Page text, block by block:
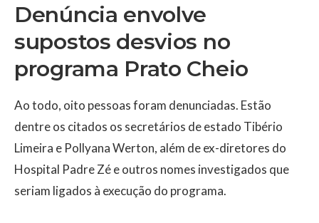
Denúncia envolve
supostos desvios no
programa Prato Cheio
Ao todo, oito pessoas foram denunciadas. Estão
dentre os citados os secretários de estado Tibério
Limeira e Pollyana Werton, além de ex-diretores do
Hospital Padre Zé e outros nomes investigados que
seriam ligados à execução do programa.